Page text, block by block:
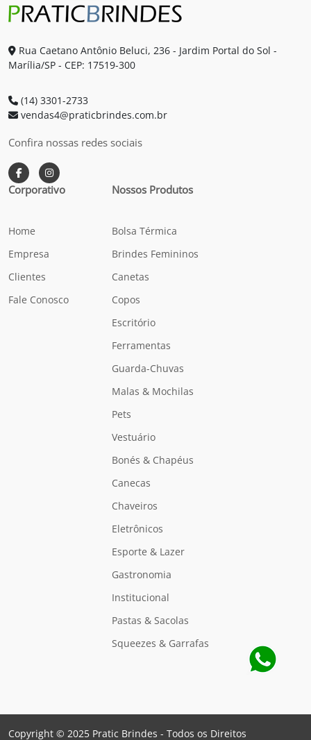
Rua Caetano Antônio Beluci, 236 - Jardim Portal do Sol -
Marília/SP - CEP: 17519-300
(14) 3301-2733
vendas4@praticbrindes.com.br
Confira nossas redes sociais
Corporativo
Home
Empresa
Clientes
Fale Conosco
Nossos Produtos
Bolsa Térmica
Brindes Femininos
Canetas
Copos
Escritório
Ferramentas
Guarda-Chuvas
Malas & Mochilas
Pets
Vestuário
Bonés & Chapéus
Canecas
Chaveiros
Eletrônicos
Esporte & Lazer
Gastronomia
Institucional
Pastas & Sacolas
Squeezes & Garrafas
Copyright © 2025 Pratic Brindes - Todos os Direitos